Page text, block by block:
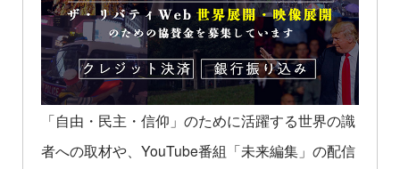
「自由・民主・信仰」のために活躍する世界の識
者への取材や、YouTube番組「未来編集」の配信